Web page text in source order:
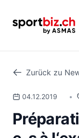
Zurück zu
04.12.2019 •